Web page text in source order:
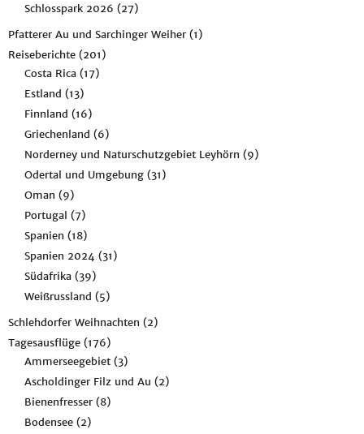
Schlosspark 2026 (27)
Pfatterer Au und Sarchinger Weiher (1)
Reiseberichte (201)
Costa Rica (17)
Estland (13)
Finnland (16)
Griechenland (6)
Norderney und Naturschutzgebiet Leyhörn (9)
Odertal und Umgebung (31)
Oman (9)
Portugal (7)
Spanien (18)
Spanien 2024 (31)
Südafrika (39)
Weißrussland (5)
Schlehdorfer Weihnachten (2)
Tagesausflüge (176)
Ammerseegebiet (3)
Ascholdinger Filz und Au (2)
Bienenfresser (8)
Bodensee (2)